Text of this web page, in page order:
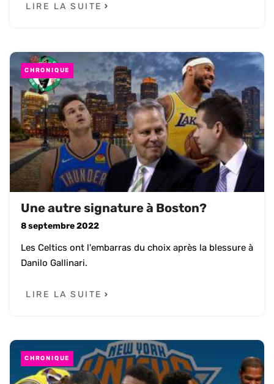
LIRE LA SUITE
CHRONIQUE
Une autre signature à Boston?
8 septembre 2022
Les Celtics ont l'embarras du choix après la blessure à
Danilo Gallinari.
LIRE LA SUITE
CHRONIQUE